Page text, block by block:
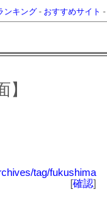
ンキング- おすすめサイト -
tag/fukushima
[確認]